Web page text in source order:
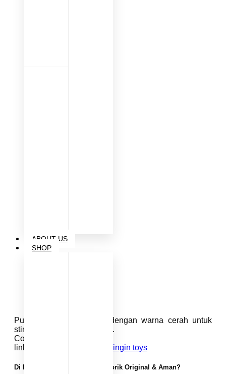
ABOUT US
SHOP
Puzzle huruf dan angka dengan warna cerah untuk
stimulasi visual dan kognitif.
Cocok usia:
link pembelian :
shopee beringin toys
Di Mana Membeli Mainan Sensorik Original & Aman?